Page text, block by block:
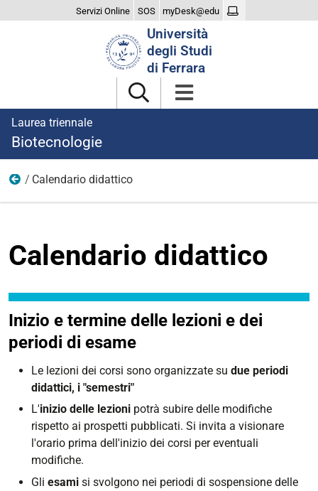
Servizi Online SOS myDesk@edu
Università
degli Studi
di Ferrara
Laurea triennale
Biotecnologie
Didattica
Calendario didattico
Calendario didattico
Inizio e termine delle lezioni e dei
periodi di esame
Le lezioni dei corsi sono organizzate su due periodi
didattici, i "semestri"
L'inizio delle lezioni potrà subire delle modifiche
rispetto ai prospetti pubblicati. Si invita a visionare
l'orario prima dell'inizio dei corsi per eventuali
modifiche.
Gli esami si svolgono nei periodi di sospensione delle